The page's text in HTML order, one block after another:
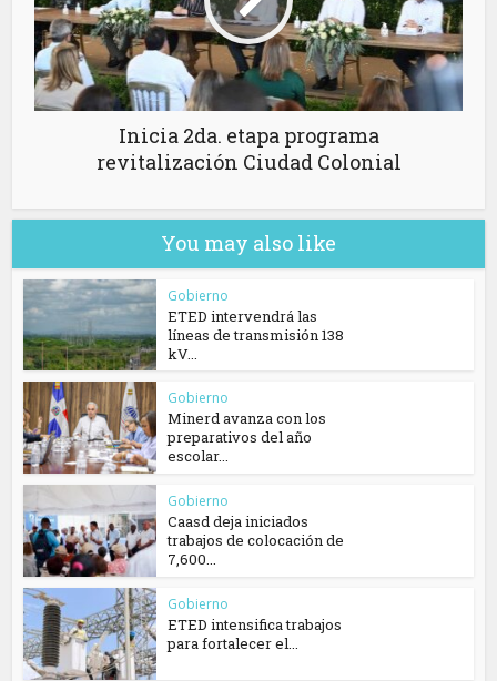
Inicia 2da. etapa programa
revitalización Ciudad Colonial
You may also like
Gobierno
ETED intervendrá las
líneas de transmisión 138
kV...
Gobierno
Minerd avanza con los
preparativos del año
escolar...
Gobierno
Caasd deja iniciados
trabajos de colocación de
7,600...
Gobierno
ETED intensifica trabajos
para fortalecer el...